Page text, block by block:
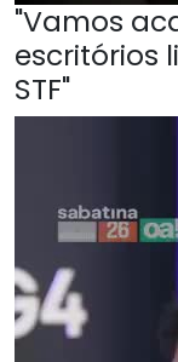
"Vamos
escritórios
STF"